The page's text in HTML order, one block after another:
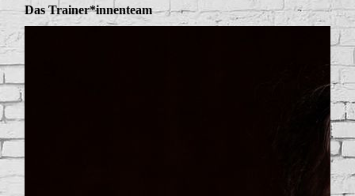
Das Trainer*innenteam